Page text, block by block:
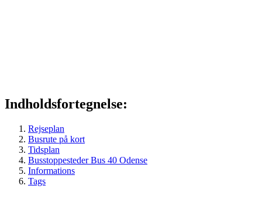
Indholdsfortegnelse:
Rejseplan
Busrute på kort
Tidsplan
Busstoppesteder Bus 40 Odense
Informations
Tags